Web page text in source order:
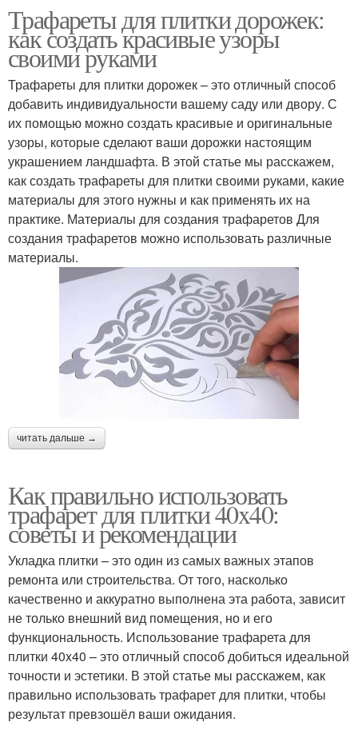
Трафареты для плитки дорожек:
как создать красивые узоры
своими руками
Трафареты для плитки дорожек – это отличный способ
добавить индивидуальности вашему саду или двору. С
их помощью можно создать красивые и оригинальные
узоры, которые сделают ваши дорожки настоящим
украшением ландшафта. В этой статье мы расскажем,
как создать трафареты для плитки своими руками, какие
материалы для этого нужны и как применять их на
практике. Материалы для создания трафаретов Для
создания трафаретов можно использовать различные
материалы.
читать дальше →
Как правильно использовать
трафарет для плитки 40x40:
советы и рекомендации
Укладка плитки – это один из самых важных этапов
ремонта или строительства. От того, насколько
качественно и аккуратно выполнена эта работа, зависит
не только внешний вид помещения, но и его
функциональность. Использование трафарета для
плитки 40x40 – это отличный способ добиться идеальной
точности и эстетики. В этой статье мы расскажем, как
правильно использовать трафарет для плитки, чтобы
результат превзошёл ваши ожидания.